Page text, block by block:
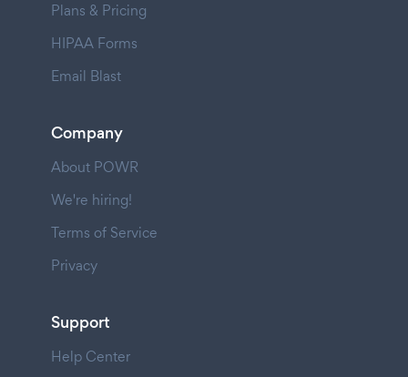
Plans & Pricing
HIPAA Forms
Email Blast
Company
About POWR
We're hiring!
Terms of Service
Privacy
Support
Help Center